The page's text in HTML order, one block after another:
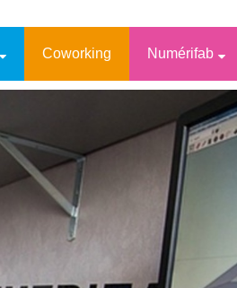
Coworking Numérifab